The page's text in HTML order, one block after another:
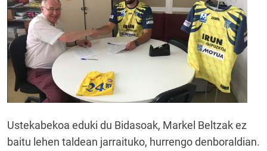
Ustekabekoa eduki du Bidasoak, Markel Beltzak ez
baitu lehen taldean jarraituko, hurrengo denboraldian.